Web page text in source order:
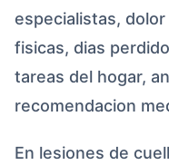
especialistas,
fisicas, dias
tareas del hogar,
recomendacion
En lesiones de